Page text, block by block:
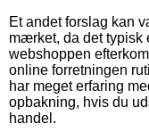
Et andet forslag kan
mærket, da det typisk
webshoppen
online forretningen
har meget erfaring
opbakning, hvis du
handel.